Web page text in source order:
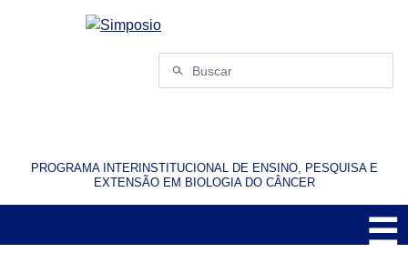
Buscar
por:
PROGRAMA INTERINSTITUCIONAL DE ENSINO, PESQUISA E
EXTENSÃO EM BIOLOGIA DO CÂNCER
☰